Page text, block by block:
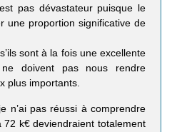
pas dévastateur puisque le
une proportion significative de
sont à la fois une excellente
ne doivent pas nous rendre
plus importants.
n’ai pas réussi à comprendre
k€ deviendraient totalement